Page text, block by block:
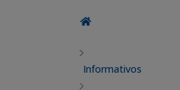
Informativos